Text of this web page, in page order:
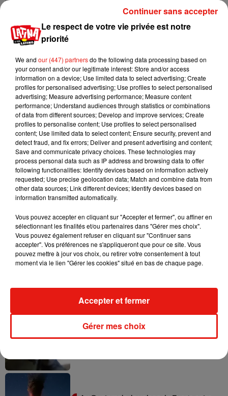
24 décembre 2020
Vaccin anti-Covid :
Pfizer/BioNTech obtient
le feu vert de la Haute...
10 11 12 13 14 15
Mundo Latino
Guatemala : l'éruption du volcan de
Le fourmilier géant fait son retour en
Argentine, et en pleine...
Le respect de votre vie privée est notre
priorité
We and our (447) partnersdo the following data processing based on
your consent and/or our legitimate interest: Store and/or access
information on a device; Use limited data to select advertising; Create
profiles for personalised advertising; Use profiles to select personalised
advertising; Measure advertising performance; Measure content
performance; Understand audiences through statistics or combinations
of data from different sources; Develop and improve services; Create
profiles to personalise content; Use profiles to select personalised
content; Use limited data to select content; Ensure security, prevent and
detect fraud, and fix errors; Deliver and present advertising and content;
Save and communicate privacy choices. These technologies may
process personal data such as IP address and browsing data to offer
following functionalities: Identify devices based on information actively
requested; Use precise geolocation data; Match and combine data from
other data sources; Link different devices; Identify devices based on
information transmitted automatically.
Vous pouvez accepter en cliquant sur "Accepter et fermer", ou affiner en
sélectionnant les finalités et/ou partenaires dans "Gérer mes choix".
Vous pouvez également refuser en cliquant sur "Continuer sans
accepter". Vos préférences ne s'appliqueront que pour ce site. Vous
pouvez mettre à jour vos choix, ou retirer votre consentement à tout
moment via le lien "Gérer les cookies" situé en bas de chaque page.
Gérer mes choix
Accepter et fermer
Continuer sans accepter